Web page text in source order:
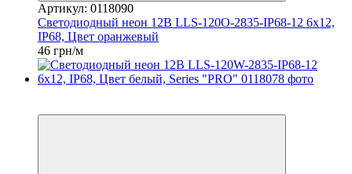
Артикул: 0118090
Светодиодный неон 12В LLS-120O-2835-IP68-12 6x12,
IP68, Цвет оранжевый
46 грн/м